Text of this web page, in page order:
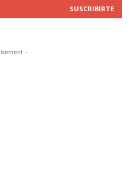
SUSCRIBIRTE
-